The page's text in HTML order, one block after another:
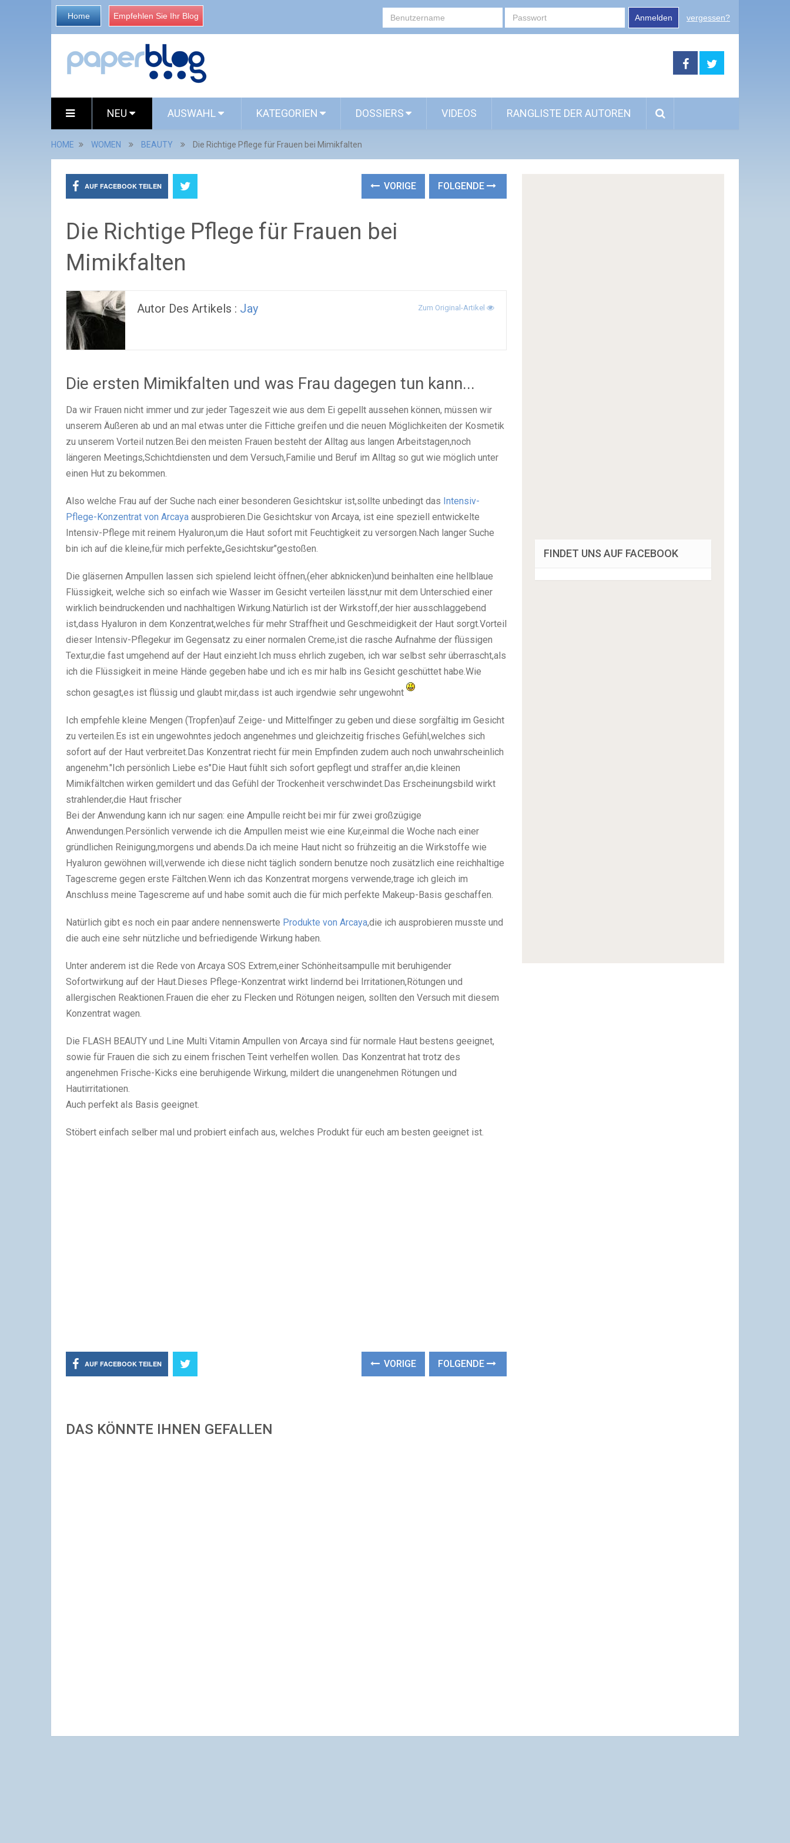
Home Empfehlen Sie Ihr Blog Anmelden vergessen?
NEU AUSWAHL KATEGORIEN DOSSIERS VIDEOS RANGLISTE DER AUTOREN
HOME WOMEN BEAUTY Die Richtige Pflege für Frauen bei Mimikfalten
AUF FACEBOOK TEILEN VORIGE FOLGENDE
Die Richtige Pflege für Frauen bei
Mimikfalten
Autor Des Artikels : Jay Zum Original-Artikel
Die ersten Mimikfalten und was Frau dagegen tun kann...
Da wir Frauen nicht immer und zur jeder Tageszeit wie aus dem Ei gepellt aussehen können, müssen wir
unserem Äußeren ab und an mal etwas unter die Fittiche greifen und die neuen Möglichkeiten der Kosmetik
zu unserem Vorteil nutzen.Bei den meisten Frauen besteht der Alltag aus langen Arbeitstagen,noch
längeren Meetings,Schichtdiensten und dem Versuch,Familie und Beruf im Alltag so gut wie möglich unter
einen Hut zu bekommen.
Also welche Frau auf der Suche nach einer besonderen Gesichtskur ist,sollte unbedingt das Intensiv-
Pflege-Konzentrat von Arcaya ausprobieren.Die Gesichtskur von Arcaya, ist eine speziell entwickelte
Intensiv-Pflege mit reinem Hyaluron,um die Haut sofort mit Feuchtigkeit zu versorgen.Nach langer Suche
bin ich auf die kleine,für mich perfekte„Gesichtskur"gestoßen.
Die gläsernen Ampullen lassen sich spielend leicht öffnen,(eher abknicken)und beinhalten eine hellblaue
Flüssigkeit, welche sich so einfach wie Wasser im Gesicht verteilen lässt,nur mit dem Unterschied einer
wirklich beindruckenden und nachhaltigen Wirkung.Natürlich ist der Wirkstoff,der hier ausschlaggebend
ist,dass Hyaluron in dem Konzentrat,welches für mehr Straffheit und Geschmeidigkeit der Haut sorgt.Vorteil
dieser Intensiv-Pflegekur im Gegensatz zu einer normalen Creme,ist die rasche Aufnahme der flüssigen
Textur,die fast umgehend auf der Haut einzieht.Ich muss ehrlich zugeben, ich war selbst sehr überrascht,als
ich die Flüssigkeit in meine Hände gegeben habe und ich es mir halb ins Gesicht geschüttet habe.Wie
schon gesagt,es ist flüssig und glaubt mir,dass ist auch irgendwie sehr ungewohnt
Ich empfehle kleine Mengen (Tropfen)auf Zeige- und Mittelfinger zu geben und diese sorgfältig im Gesicht
zu verteilen.Es ist ein ungewohntes jedoch angenehmes und gleichzeitig frisches Gefühl,welches sich
sofort auf der Haut verbreitet.Das Konzentrat riecht für mein Empfinden zudem auch noch unwahrscheinlich
angenehm."Ich persönlich Liebe es"Die Haut fühlt sich sofort gepflegt und straffer an,die kleinen
Mimikfältchen wirken gemildert und das Gefühl der Trockenheit verschwindet.Das Erscheinungsbild wirkt
strahlender,die Haut frischer
Bei der Anwendung kann ich nur sagen: eine Ampulle reicht bei mir für zwei großzügige
Anwendungen.Persönlich verwende ich die Ampullen meist wie eine Kur,einmal die Woche nach einer
gründlichen Reinigung,morgens und abends.Da ich meine Haut nicht so frühzeitig an die Wirkstoffe wie
Hyaluron gewöhnen will,verwende ich diese nicht täglich sondern benutze noch zusätzlich eine reichhaltige
Tagescreme gegen erste Fältchen.Wenn ich das Konzentrat morgens verwende,trage ich gleich im
Anschluss meine Tagescreme auf und habe somit auch die für mich perfekte Makeup-Basis geschaffen.
Natürlich gibt es noch ein paar andere nennenswerte Produkte von Arcaya,die ich ausprobieren musste und
die auch eine sehr nützliche und befriedigende Wirkung haben.
Unter anderem ist die Rede von Arcaya SOS Extrem,einer Schönheitsampulle mit beruhigender
Sofortwirkung auf der Haut.Dieses Pflege-Konzentrat wirkt lindernd bei Irritationen,Rötungen und
allergischen Reaktionen.Frauen die eher zu Flecken und Rötungen neigen, sollten den Versuch mit diesem
Konzentrat wagen.
Die FLASH BEAUTY und Line Multi Vitamin Ampullen von Arcaya sind für normale Haut bestens geeignet,
sowie für Frauen die sich zu einem frischen Teint verhelfen wollen. Das Konzentrat hat trotz des
angenehmen Frische-Kicks eine beruhigende Wirkung, mildert die unangenehmen Rötungen und
Hautirritationen.
Auch perfekt als Basis geeignet.
Stöbert einfach selber mal und probiert einfach aus, welches Produkt für euch am besten geeignet ist.
AUF FACEBOOK TEILEN VORIGE FOLGENDE
DAS KÖNNTE IHNEN GEFALLEN
FINDET UNS AUF FACEBOOK